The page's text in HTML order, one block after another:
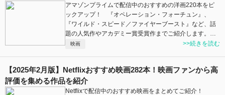
アマゾンプライムで配信中のおすすめの洋画220本をピ
ックアップ！ 『オペレーション・フォーチュン』、
『ワイルド・スピード／ファイヤーブースト』など、話
題の人気作やアカデミー賞受賞作までご紹介します。…
映画 >>続きを読む
【2025年2月版】Netflixおすすめ映画282本！映画ファンから高
評価を集める作品を紹介
Netflixで配信中のおすすめ映画をまとめてご紹介！